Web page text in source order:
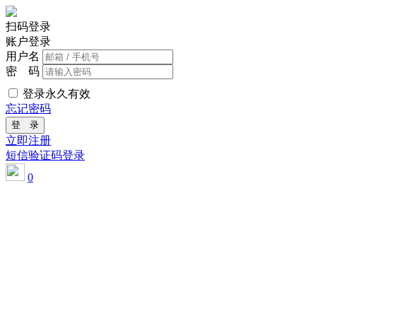
扫码登录
账户登录
用户名
密 码
登录永久有效
忘记密码
登 录
立即注册
短信验证码登录
0